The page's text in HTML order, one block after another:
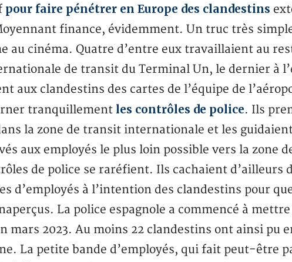
pour faire pénétrer en Europe des clandestins
finance, évidemment. Un truc très
au cinéma. Quatre d’entre eux travaillaient au
de transit du Terminal Un, le dernier à
aux clandestins des cartes de l’équipe de
tranquillement les contrôles de police. Ils
la zone de transit internationale et les
aux employés le plus loin possible vers la zone
de police se raréfient. Ils cachaient d’ailleurs
d’employés à l’intention des clandestins pour
La police espagnole a commencé à
mars 2023. Au moins 22 clandestins ont ainsi pu
La petite bande d’employés, qui fait peut-être